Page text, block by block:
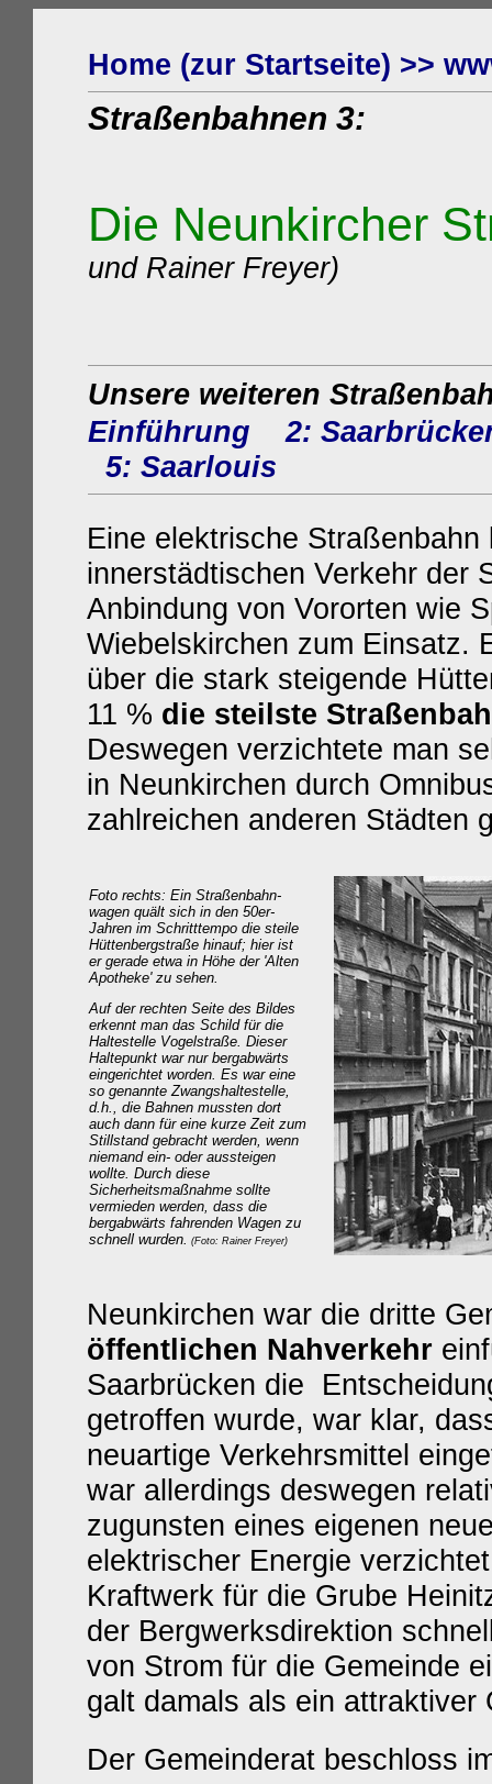
Home (zur Startseite) >>
Straßenbahnen 3:
Die Neunkircher
und Rainer Freyer)
Unsere weiteren
Einführung
2:
5: Saarlouis
Eine elektrische
innerstädtischen Verkehr der
Anbindung von Vororten wie
Wiebelskirchen zum Einsatz.
über die stark steigende
11 % die steilste
Deswegen verzichtete man
in Neunkirchen durch
zahlreichen anderen Städten
Foto rechts: Ein Straßenbahn-
wagen quält sich in den 50er-
Jahren im Schritttempo die steile
Hüttenbergstraße hinauf; hier ist
er gerade etwa in Höhe der 'Alten
Apotheke' zu sehen.
Auf der rechten Seite des Bildes
erkennt man das Schild für die
Haltestelle Vogelstraße. Dieser
Haltepunkt war nur bergabwärts
eingerichtet worden. Es war eine
so genannte Zwangshaltestelle,
d.h., die Bahnen mussten dort
auch dann für eine kurze Zeit zum
Stillstand gebracht werden, wenn
niemand ein- oder aussteigen
wollte. Durch diese
Sicherheitsmaßnahme sollte
vermieden werden, dass die
bergabwärts fahrenden Wagen zu
schnell wurden. (Foto: Rainer Freyer)
Neunkirchen war die dritte
öffentlichen Nahverkehr
Saarbrücken die
getroffen wurde, war klar,
neuartige Verkehrsmittel
war allerdings deswegen
zugunsten eines eigenen
elektrischer Energie
Kraftwerk für die Grube
der Bergwerksdirektion
von Strom für die Gemeinde
galt damals als ein attraktiver
Der Gemeinderat beschloss